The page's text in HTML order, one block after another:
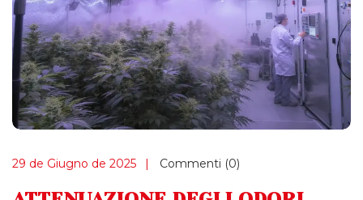
29 de Giugno de 2025 Commenti (0)